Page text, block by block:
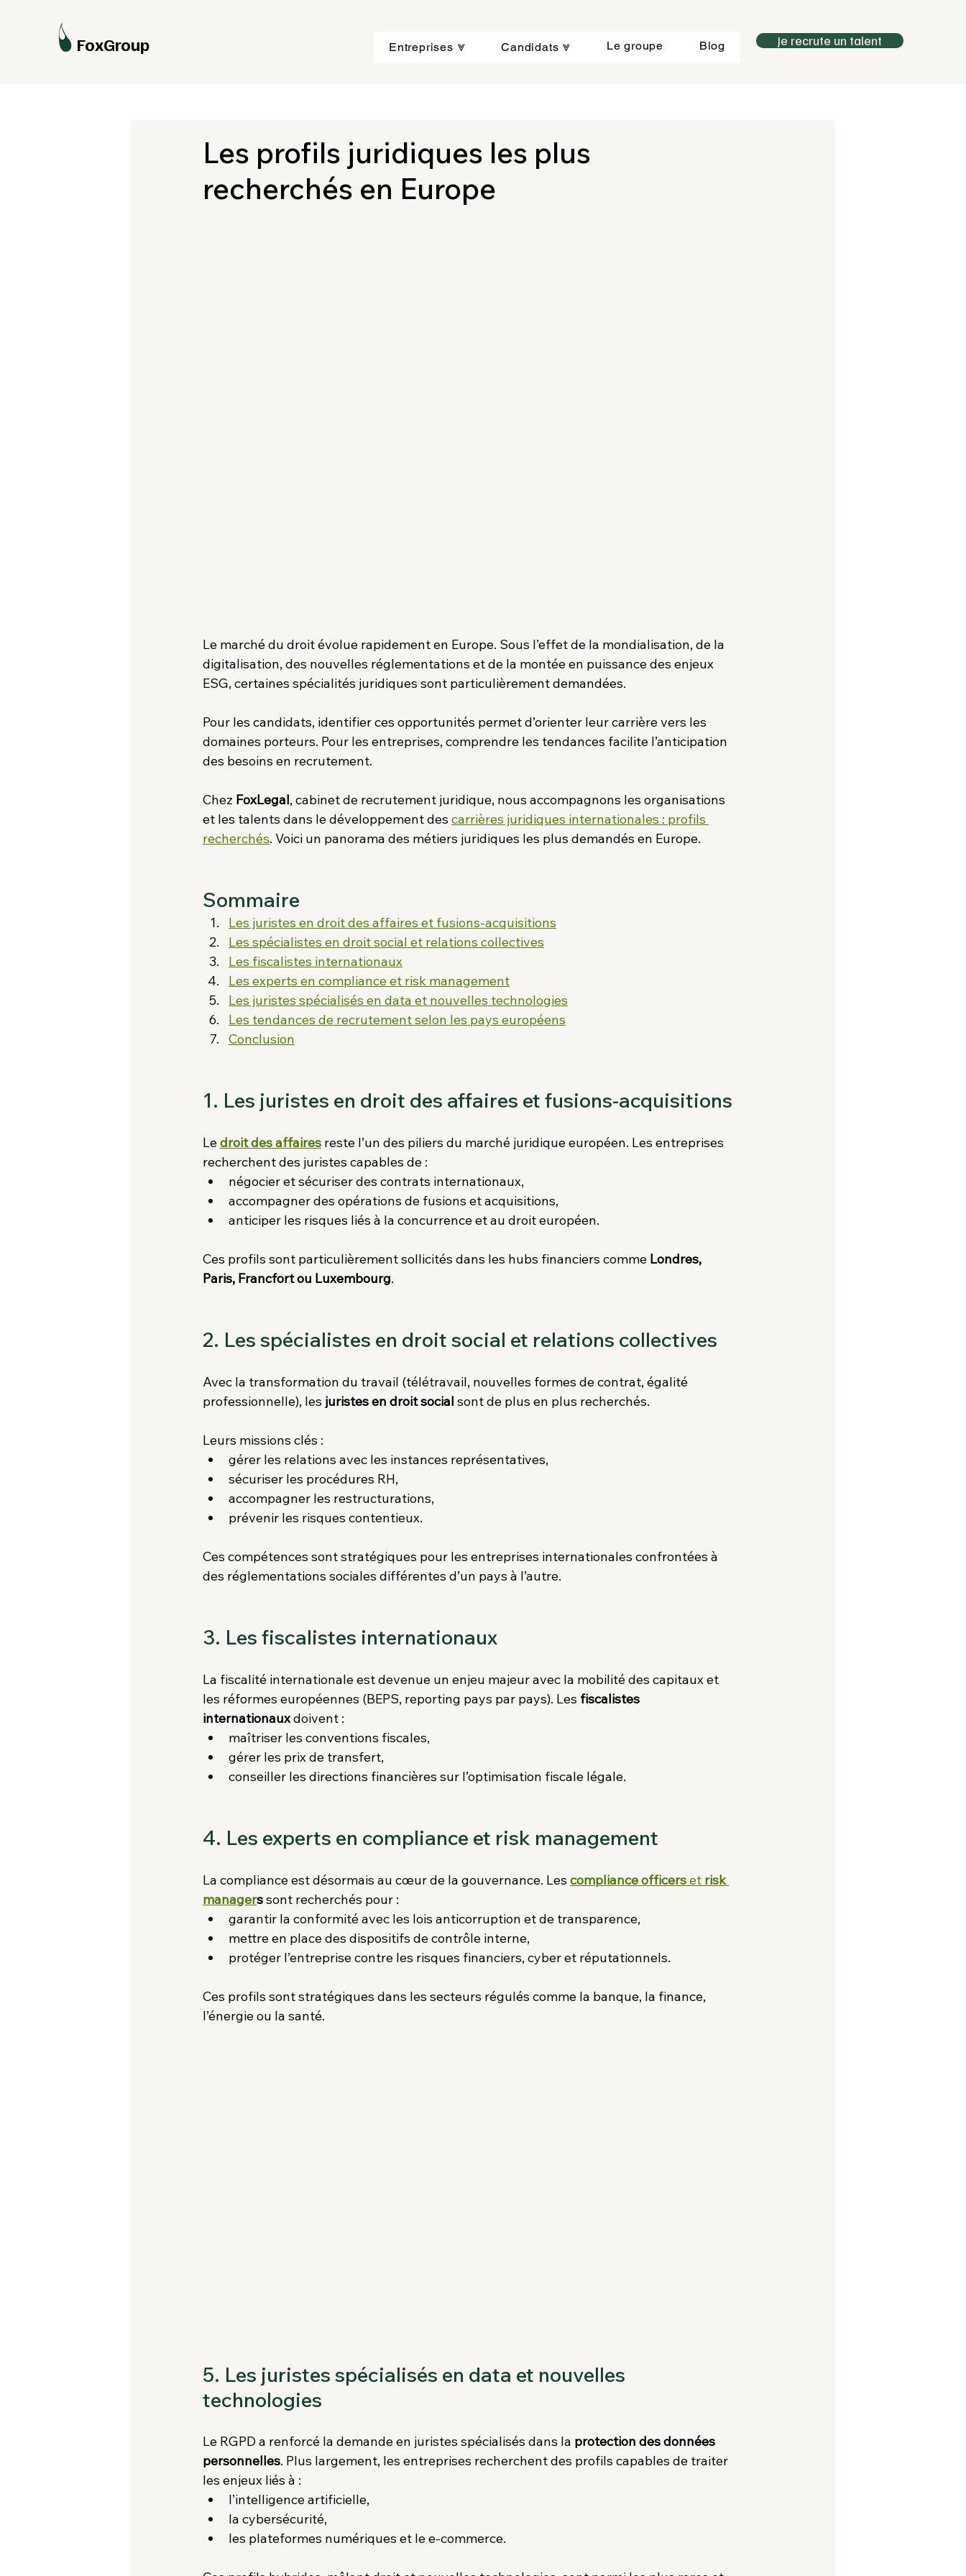
FoxGroup Entreprises ⩔ Candidats ⩔ Le groupe Blog Je recrute un talent
Les profils juridiques les plus
recherchés en Europe
Le marché du droit évolue rapidement en Europe. Sous l’effet de la mondialisation, de la
digitalisation, des nouvelles réglementations et de la montée en puissance des enjeux
ESG, certaines spécialités juridiques sont particulièrement demandées.
Pour les candidats, identifier ces opportunités permet d’orienter leur carrière vers les
domaines porteurs. Pour les entreprises, comprendre les tendances facilite l’anticipation
des besoins en recrutement.
Chez FoxLegal, cabinet de recrutement juridique, nous accompagnons les organisations
et les talents dans le développement des carrières juridiques internationales : profils
recherchés. Voici un panorama des métiers juridiques les plus demandés en Europe.
Sommaire
Les juristes en droit des affaires et fusions-acquisitions
Les spécialistes en droit social et relations collectives
Les fiscalistes internationaux
Les experts en compliance et risk management
Les juristes spécialisés en data et nouvelles technologies
Les tendances de recrutement selon les pays européens
Conclusion
1. Les juristes en droit des affaires et fusions-acquisitions
Le droit des affaires reste l’un des piliers du marché juridique européen. Les entreprises
recherchent des juristes capables de :
négocier et sécuriser des contrats internationaux,
accompagner des opérations de fusions et acquisitions,
anticiper les risques liés à la concurrence et au droit européen.
Ces profils sont particulièrement sollicités dans les hubs financiers comme Londres,
Paris, Francfort ou Luxembourg.
2. Les spécialistes en droit social et relations collectives
Avec la transformation du travail (télétravail, nouvelles formes de contrat, égalité
professionnelle), les juristes en droit social sont de plus en plus recherchés.
Leurs missions clés :
gérer les relations avec les instances représentatives,
sécuriser les procédures RH,
accompagner les restructurations,
prévenir les risques contentieux.
Ces compétences sont stratégiques pour les entreprises internationales confrontées à
des réglementations sociales différentes d’un pays à l’autre.
3. Les fiscalistes internationaux
La fiscalité internationale est devenue un enjeu majeur avec la mobilité des capitaux et
les réformes européennes (BEPS, reporting pays par pays). Les fiscalistes
internationaux doivent :
maîtriser les conventions fiscales,
gérer les prix de transfert,
conseiller les directions financières sur l’optimisation fiscale légale.
4. Les experts en compliance et risk management
La compliance est désormais au cœur de la gouvernance. Les compliance officers et risk
managers sont recherchés pour :
garantir la conformité avec les lois anticorruption et de transparence,
mettre en place des dispositifs de contrôle interne,
protéger l’entreprise contre les risques financiers, cyber et réputationnels.
Ces profils sont stratégiques dans les secteurs régulés comme la banque, la finance,
l’énergie ou la santé.
5. Les juristes spécialisés en data et nouvelles
technologies
Le RGPD a renforcé la demande en juristes spécialisés dans la protection des données
personnelles. Plus largement, les entreprises recherchent des profils capables de traiter
les enjeux liés à :
l’intelligence artificielle,
la cybersécurité,
les plateformes numériques et le e-commerce.